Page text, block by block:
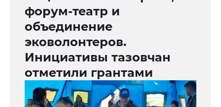
форум-театр и
объединение
эковолонтеров.
Инициативы тазовчан
отметили грантами